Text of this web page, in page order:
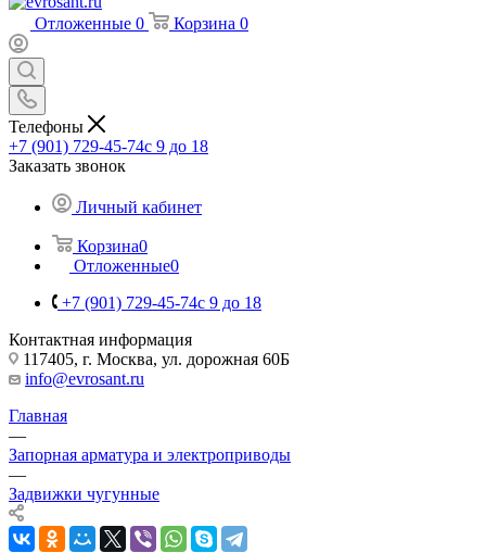
Отложенные 0 Корзина 0
Телефоны
+7 (901) 729-45-74c 9 до 18
Заказать звонок
Личный кабинет
Корзина0
Отложенные0
+7 (901) 729-45-74c 9 до 18
Контактная информация
117405, г. Москва, ул. дорожная 60Б
info@evrosant.ru
Главная
—
Запорная арматура и электроприводы
—
Задвижки чугунные